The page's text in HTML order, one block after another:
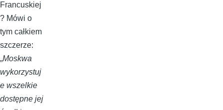
Francuskiej
? Mówi o
tym całkiem
szczerze:
„Moskwa
wykorzystuj
e wszelkie
dostępne jej